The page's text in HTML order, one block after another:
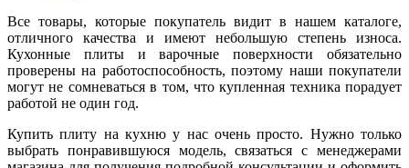
Все товары, которые покупатель видит в нашем каталоге,
отличного качества и имеют небольшую степень износа.
Кухонные плиты и варочные поверхности обязательно
проверены на работоспособность, поэтому наши покупатели
могут не сомневаться в том, что купленная техника порадует
работой не один год.
Купить плиту на кухню у нас очень просто. Нужно только
выбрать понравившуюся модель, связаться с менеджерами